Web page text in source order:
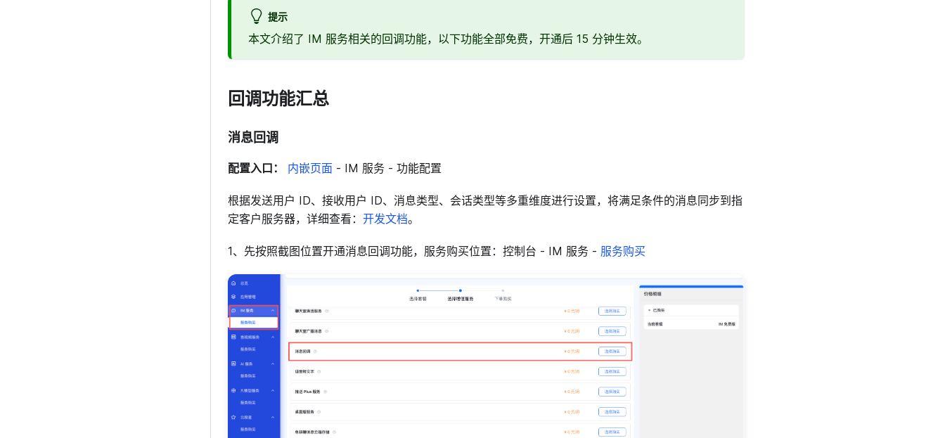
提示
本文介绍了 IM 服务相关的回调功能，以下功能全部免费，开通后 15 分钟生效。
回调功能汇总
消息回调
配置入口： 内嵌页面 - IM 服务 - 功能配置
根据发送用户 ID、接收用户 ID、消息类型、会话类型等多重维度进行设置，将满足条件的消息同步到指
定客户服务器，详细查看： 开发文档。
1、先按照截图位置开通消息回调功能，服务购买位置：控制台 - IM 服务 - 服务购买